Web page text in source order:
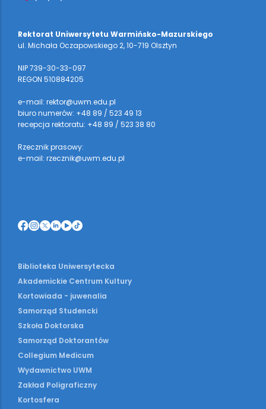
Rektorat Uniwersytetu Warmińsko-Mazurskiego
ul. Michała Oczapowskiego 2, 10-719 Olsztyn
NIP 739-30-33-097
REGON 510884205
e-mail: rektor@uwm.edu.pl
biuro numerów: +48 89 / 523 49 13
recepcja rektoratu: +48 89 / 523 38 80
Rzecznik prasowy:
e-mail: rzecznik@uwm.edu.pl
Biblioteka Uniwersytecka
Akademickie Centrum Kultury
Kortowiada - juwenalia
Samorząd Studencki
Szkoła Doktorska
Samorząd Doktorantów
Collegium Medicum
Wydawnictwo UWM
Zakład Poligraficzny
Kortosfera